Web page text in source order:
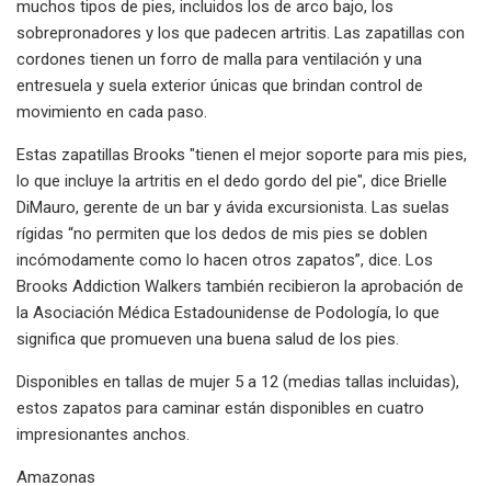
muchos tipos de pies, incluidos los de arco bajo, los
sobrepronadores y los que padecen artritis. Las zapatillas con
cordones tienen un forro de malla para ventilación y una
entresuela y suela exterior únicas que brindan control de
movimiento en cada paso.
Estas zapatillas Brooks "tienen el mejor soporte para mis pies,
lo que incluye la artritis en el dedo gordo del pie", dice Brielle
DiMauro, gerente de un bar y ávida excursionista. Las suelas
rígidas “no permiten que los dedos de mis pies se doblen
incómodamente como lo hacen otros zapatos”, dice. Los
Brooks Addiction Walkers también recibieron la aprobación de
la Asociación Médica Estadounidense de Podología, lo que
significa que promueven una buena salud de los pies.
Disponibles en tallas de mujer 5 a 12 (medias tallas incluidas),
estos zapatos para caminar están disponibles en cuatro
impresionantes anchos.
Amazonas